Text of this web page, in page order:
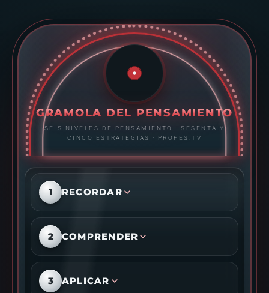
GRAMOLA DEL PENSAMIENTO
SEIS NIVELES DE PENSAMIENTO · SESENTA Y
CINCO ESTRATEGIAS · PROFES.TV
1 RECORDAR
2 COMPRENDER
3 APLICAR